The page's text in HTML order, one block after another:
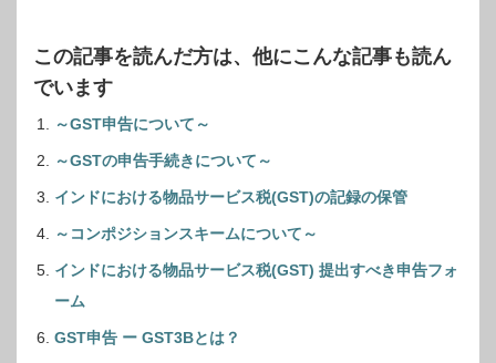
この記事を読んだ方は、他にこんな記事も読ん
でいます
～GST申告について～
～GSTの申告手続きについて～
インドにおける物品サービス税(GST)の記録の保管
～コンポジションスキームについて～
インドにおける物品サービス税(GST) 提出すべき申告フォ
ーム
GST申告 ー GST3Bとは？